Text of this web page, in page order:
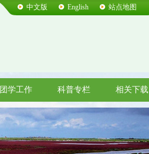
中文版 English 站点地图
团学工作 科普专栏 相关下载